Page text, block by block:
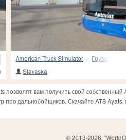
American Truck Simulator— Грузовики
Slavaska
вам получить свой собственный
про дальнобойщиков. Скачайте ATS
© 2013-2026,